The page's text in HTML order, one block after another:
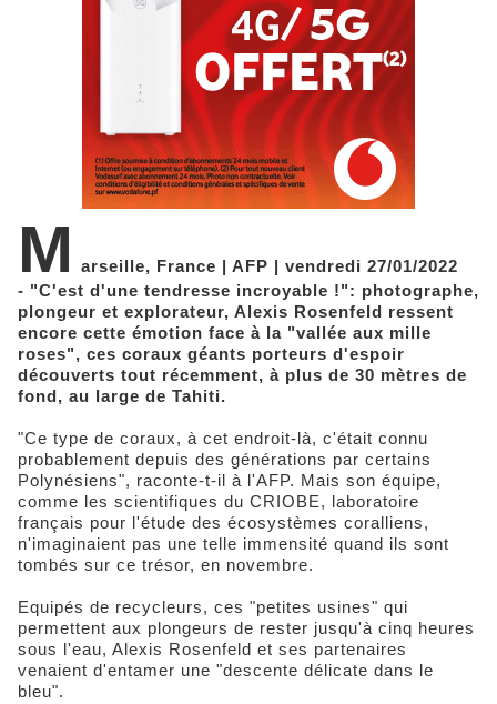
M
arseille, France | AFP | vendredi 27/01/2022
- "C'est d'une tendresse incroyable !": photographe,
plongeur et explorateur, Alexis Rosenfeld ressent
encore cette émotion face à la "vallée aux mille
roses", ces coraux géants porteurs d'espoir
découverts tout récemment, à plus de 30 mètres de
fond, au large de Tahiti.
"Ce type de coraux, à cet endroit-là, c'était connu
probablement depuis des générations par certains
Polynésiens", raconte-t-il à l'AFP. Mais son équipe,
comme les scientifiques du CRIOBE, laboratoire
français pour l'étude des écosystèmes coralliens,
n'imaginaient pas une telle immensité quand ils sont
tombés sur ce trésor, en novembre.
Equipés de recycleurs, ces "petites usines" qui
permettent aux plongeurs de rester jusqu'à cinq heures
sous l'eau, Alexis Rosenfeld et ses partenaires
venaient d'entamer une "descente délicate dans le
bleu".